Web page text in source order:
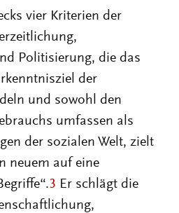
vier Kriterien der
Politisierung, die das
der
und sowohl den
umfassen als
der sozialen Welt, zielt
neuem auf eine
3 Er schlägt die